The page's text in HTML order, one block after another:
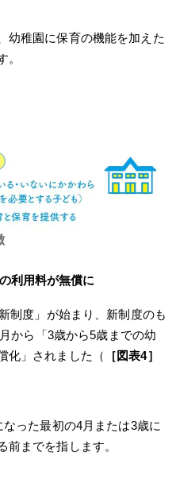
幼稚園に保育の機能を加えた
。
利用料が無償に
制度」が始まり、新制度のも
から「3歳から5歳までの幼
化」されました（
［図表4］
なった最初の4月または3歳に
前までを指します。